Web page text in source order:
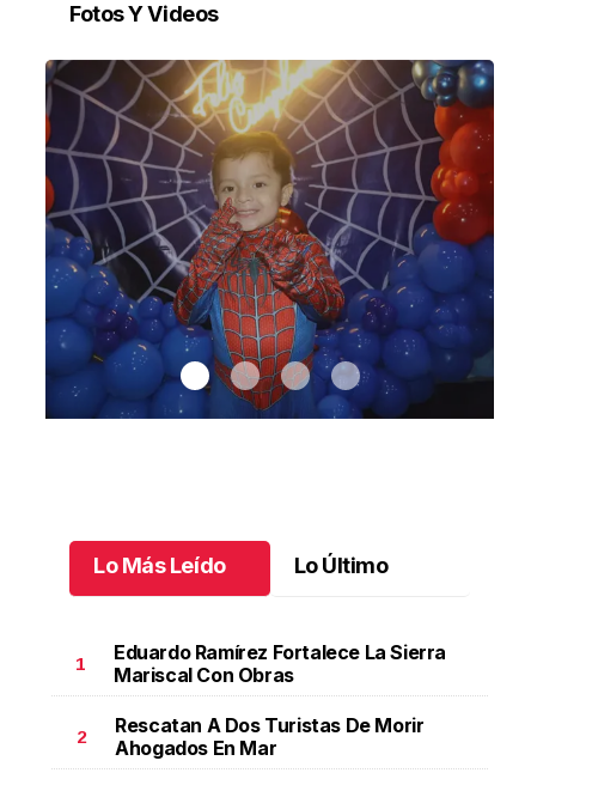
Fotos Y Videos
Santiago cumplió 3 años.Santiago cumplió 3 años
Octubre 03 l
Lo Más Leído Lo Último
1
Eduardo Ramírez Fortalece La Sierra
Mariscal Con Obras
2
Rescatan A Dos Turistas De Morir
Ahogados En Mar